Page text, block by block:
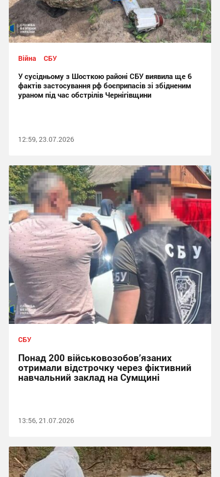
Війна СБУ
У сусідньому з Шосткою районі СБУ виявила ще 6
фактів застосування рф боєприпасів зі збідненим
ураном під час обстрілів Чернігівщини
12:59, 23.07.2026
СБУ
Понад 200 військовозобов’язаних
отримали відстрочку через фіктивний
навчальний заклад на Сумщині
13:56, 21.07.2026